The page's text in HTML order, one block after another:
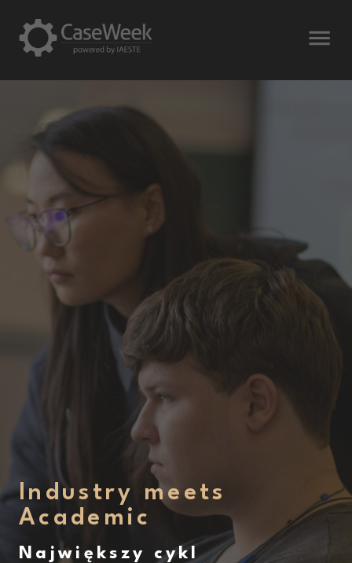
Industry meets
Academic
Największy cykl